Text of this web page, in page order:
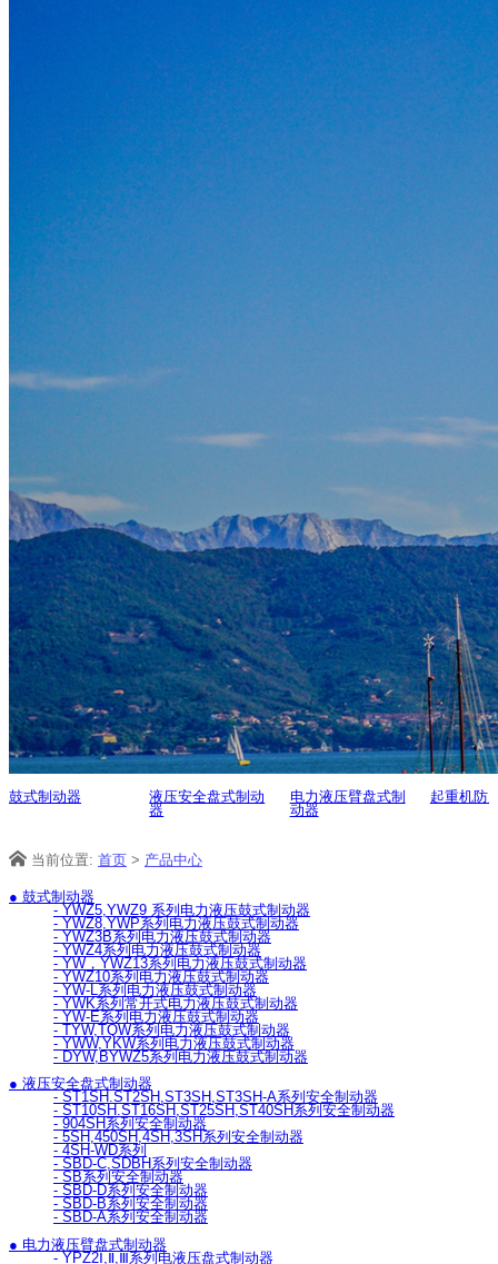
鼓式制动器
液压安全盘式制动
器
电力液压臂盘式制
动器
起重机防
当前位置: 首页 > 产品中心
● 鼓式制动器
- YWZ5,YWZ9 系列电力液压鼓式制动器
- YWZ8,YWP系列电力液压鼓式制动器
- YWZ3B系列电力液压鼓式制动器
- YWZ4系列电力液压鼓式制动器
- YW，YWZ13系列电力液压鼓式制动器
- YWZ10系列电力液压鼓式制动器
- YW-L系列电力液压鼓式制动器
- YWK系列常开式电力液压鼓式制动器
- YW-E系列电力液压鼓式制动器
- TYW,TQW系列电力液压鼓式制动器
- YWW,YKW系列电力液压鼓式制动器
- DYW,BYWZ5系列电力液压鼓式制动器
● 液压安全盘式制动器
- ST1SH.ST2SH,ST3SH,ST3SH-A系列安全制动器
- ST10SH.ST16SH,ST25SH,ST40SH系列安全制动器
- 904SH系列安全制动器
- 5SH,450SH,4SH,3SH系列安全制动器
- 4SH-WD系列
- SBD-C,SDBH系列安全制动器
- SB系列安全制动器
- SBD-D系列安全制动器
- SBD-B系列安全制动器
- SBD-A系列安全制动器
● 电力液压臂盘式制动器
- YPZ2Ⅰ,Ⅱ,Ⅲ系列电液压盘式制动器